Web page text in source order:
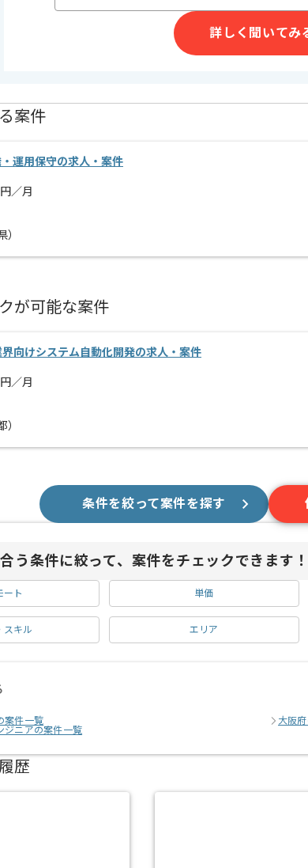
詳しく聞いてみ
案件
・運用保守の求人・案件
円／月
）
が可能な案件
界向けシステム自動化開発の求人・案件
円／月
）
条件を絞って案件を探す
う条件に絞って、案件をチェックできます！
ート 単価
スキル エリア
案件一覧
大阪
ジニアの案件一覧
歴